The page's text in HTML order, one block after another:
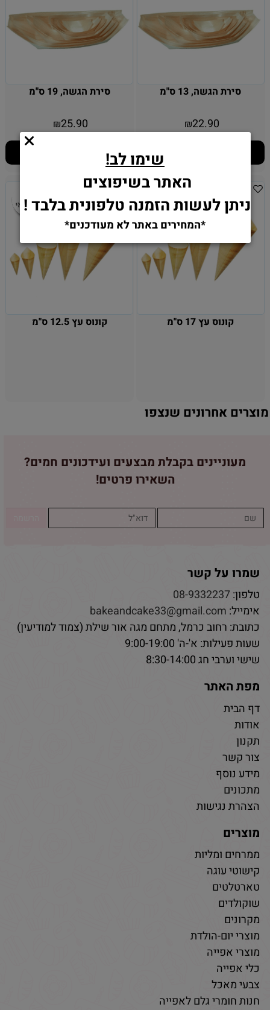
סירת הגשה, 13 ס"מ
₪22.90
סירת הגשה, 19 ס"מ
₪25.90
קונוס עץ 17 ס"מ קונוס עץ 12.5 ס"מ
מוצרים אחרונים שנצפו
מעוניינים בקבלת מבצעים ועידכונים חמים?
השאירו פרטים!
שמרו על קשר
טלפון:08-9332237
אימייל: bakeandcake33@gmail.com
כתובת: רחוב כרמל, מתחם מגה אור שילת (צמוד למודיעין)
שעות פעילות: א'-ה' 9:00-19:00
שישי וערבי חג 8:30-14:00
מפת האתר
דף הבית
אודות
תקנון
צור קשר
מידע נוסף
מתכונים
הצהרת נגישות
מוצרים
ממרחים ומליות
קישוטי עוגה
טארטלטים
שוקולדים
מקרונים
מוצרי יום-הולדת
מוצרי אפייה
כלי אפייה
צבעי מאכל
חנות חומרי גלם לאפייה
שימו לב!
האתר בשיפוצים
ניתן לעשות הזמנה טלפונית בלבד !
*המחירים באתר לא מעודכנים*